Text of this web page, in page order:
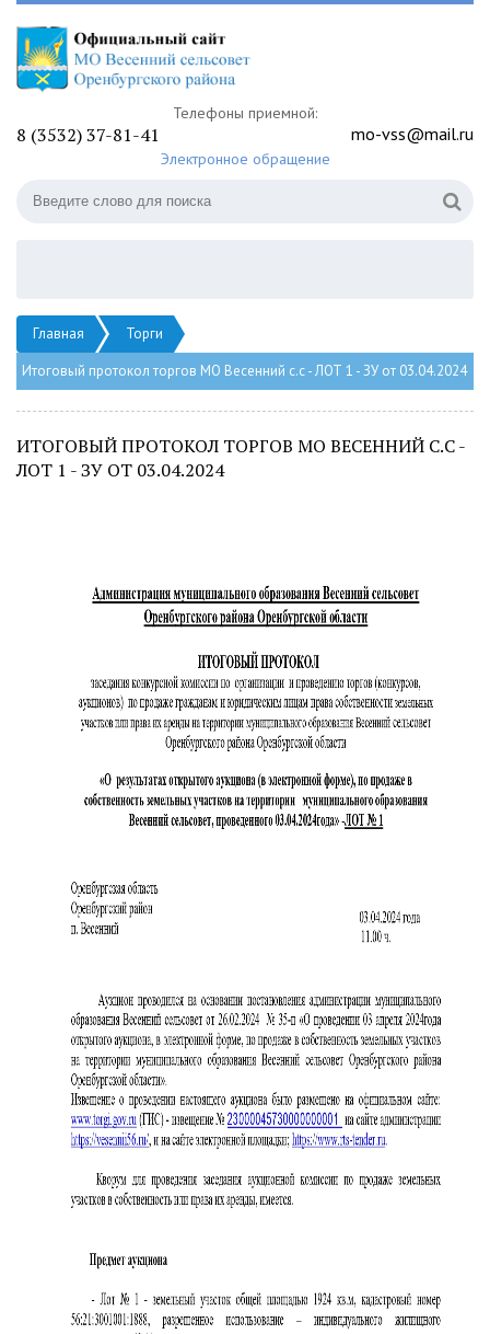
Телефоны приемной:
8 (3532) 37-81-41 mo-vss@mail.ru
Электронное обращение
Главная
Торги
Итоговый протокол торгов МО Весенний с.с - ЛОТ 1 - ЗУ от 03.04.2024
ИТОГОВЫЙ ПРОТОКОЛ ТОРГОВ МО ВЕСЕННИЙ С.С -
ЛОТ 1 - ЗУ ОТ 03.04.2024